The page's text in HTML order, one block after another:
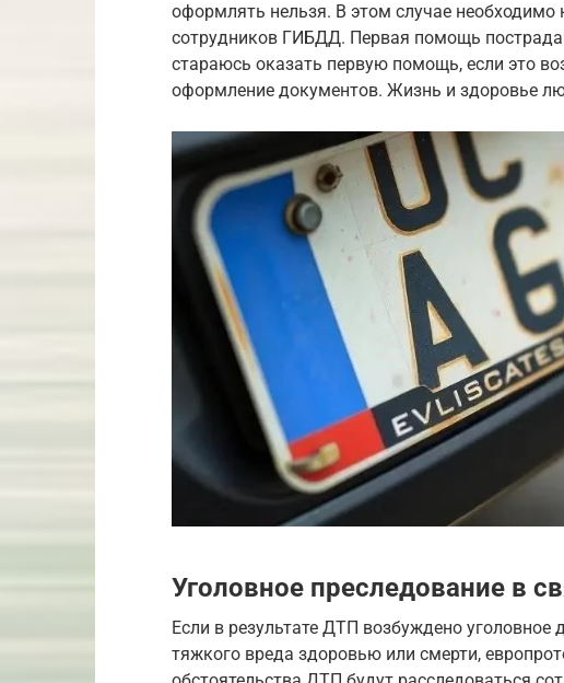
оформлять нельзя. В этом случае
сотрудников ГИБДД. Первая помощь
стараюсь оказать первую помощь, если это
оформление документов. Жизнь и здоровье
Уголовное преследование в
Если в результате ДТП возбуждено уголовное
тяжкого вреда здоровью или смерти,